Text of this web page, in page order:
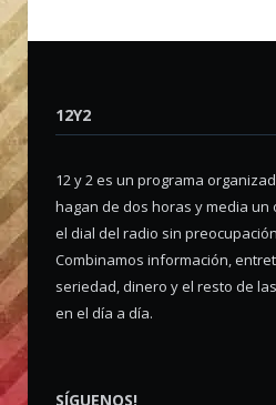
12Y2
12 y 2 es un programa
hagan de dos horas y media
el dial del radio sin
Combinamos información,
seriedad, dinero y el resto de
en el día a día.
SÍGUENOS!